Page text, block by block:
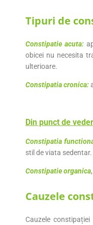
Tipuri de
Constipatie acuta:
obicei nu necesita
ulterioare.
Constipatia cronica:
Din punct de
Constipatia
stil de viata sedentar.
Constipatie organica
Cauzele
Cauzele